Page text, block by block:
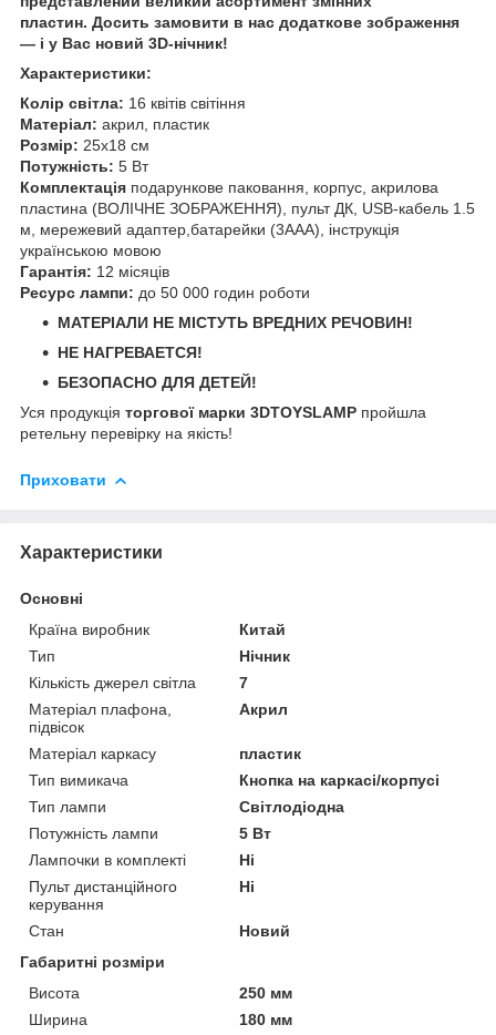
пластин. Досить замовити в нас додаткове зображення
— і у Вас новий 3D-нічник!
Характеристики:
Колір світла: 16 квітів світіння
Матеріал: акрил, пластик
Розмір: 25х18 см
Потужність: 5 Вт
Комплектація подарункове паковання, корпус, акрилова
пластина (ВОЛІЧНЕ ЗОБРАЖЕННЯ), пульт ДК, USB-кабель 1.5
м, мережевий адаптер,батарейки (3ААА), інструкція
українською мовою
Гарантія: 12 місяців
Ресурс лампи: до 50 000 годин роботи
МАТЕРІАЛИ НЕ МІСТУТЬ ВРЕДНИХ РЕЧОВИН!
НЕ НАГРЕВАЕТСЯ!
БЕЗОПАСНО ДЛЯ ДЕТЕЙ!
Уся продукція торгової марки 3DTOYSLAMP пройшла
ретельну перевірку на якість!
Приховати
Характеристики
Основні
Країна виробник
Китай
Тип
Нічник
Кількість джерел світла
7
Матеріал плафона,
підвісок
Акрил
Матеріал каркасу
пластик
Тип вимикача
Кнопка на каркасі/корпусі
Тип лампи
Світлодіодна
Потужність лампи
5 Вт
Лампочки в комплекті
Ні
Пульт дистанційного
керування
Ні
Стан
Новий
Габаритні розміри
Висота
250 мм
Ширина
180 мм